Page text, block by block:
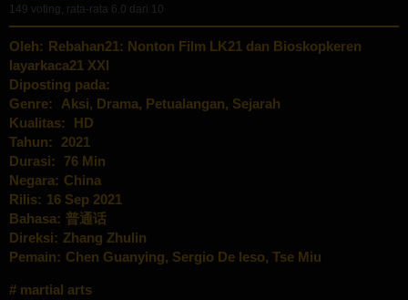
149 voting, rata-rata 6.0 dari 10
Oleh: Rebahan21: Nonton Film LK21 dan Bioskopkeren
layarkaca21 XXI
Diposting pada:
Genre:
Aksi, Drama, Petualangan, Sejarah
Kualitas:
HD
Tahun:
2021
Durasi:
76 Min
Negara: China
Rilis: 16 Sep 2021
Bahasa: 普通话
Direksi: Zhang Zhulin
Pemain: Chen Guanying, Sergio De Ieso, Tse Miu
martial arts